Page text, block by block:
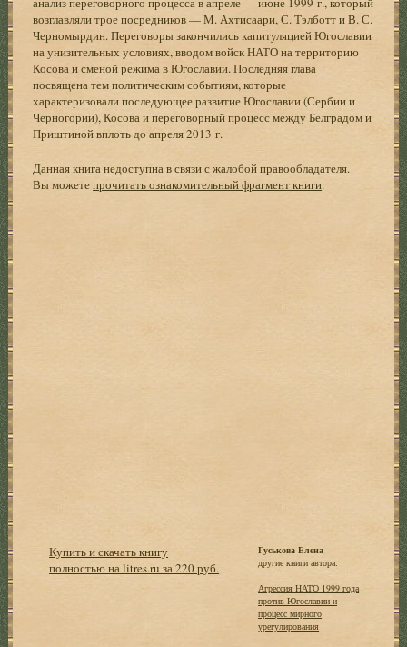
возглавляли трое посредников — М. Ахтисаари, С. Тэлботт и В. С.
Черномырдин. Переговоры закончились капитуляцией Югославии
на унизительных условиях, вводом войск НАТО на территорию
Косова и сменой режима в Югославии. Последняя глава
посвящена тем политическим событиям, которые
характеризовали последующее развитие Югославии (Сербии и
Черногории), Косова и переговорный процесс между Белградом и
Приштиной вплоть до апреля 2013 г.
Данная книга недоступна в связи с жалобой правообладателя.
Вы можетепрочитать ознакомительный фрагмент книги.
Купить и скачать книгу
полностью на litres.ru за 220 руб.
Гуськова Елена
другие книги автора:
Агрессия НАТО 1999 года
против Югославии и
процесс мирного
урегулирования